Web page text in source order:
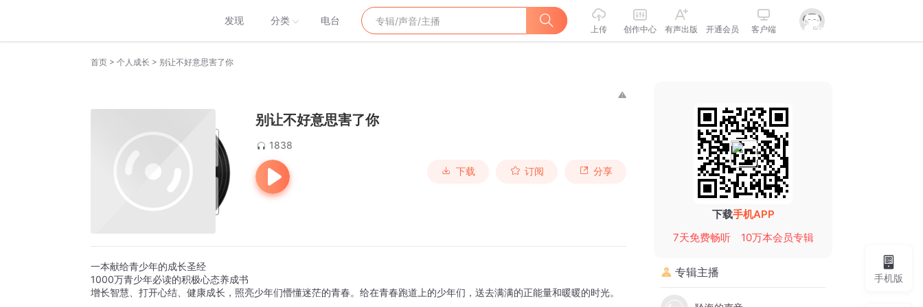
发现 分类 电台
上传 创作中心 有声出版 开通会员 客户端
首页 > 个人成长 > 别让不好意思害了你
别让不好意思害了你
1838
下载 订阅 分享
一本献给青少年的成长圣经
1000万青少年必读的积极心态养成书
增长智慧、打开心结、健康成长，照亮少年们懵懂迷茫的青春。给在青春跑道上的少年们，送去满满的正能量和暖暖的时光。
下载手机APP
7天免费畅听
10万本会员专辑
专辑主播 手机版